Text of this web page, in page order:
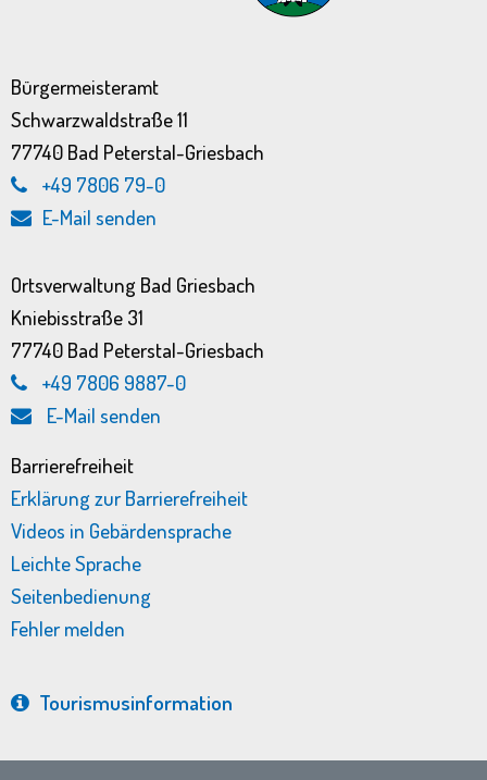
Bürgermeisteramt
Schwarzwaldstraße 11
77740 Bad Peterstal-Griesbach
+49 7806 79-0
E-Mail senden
Ortsverwaltung Bad Griesbach
Kniebisstraße 31
77740 Bad Peterstal-Griesbach
+49 7806 9887-0
E-Mail senden
Barrierefreiheit
Erklärung zur Barrierefreiheit
Videos in Gebärdensprache
Leichte Sprache
Seitenbedienung
Fehler melden
Tourismus­information